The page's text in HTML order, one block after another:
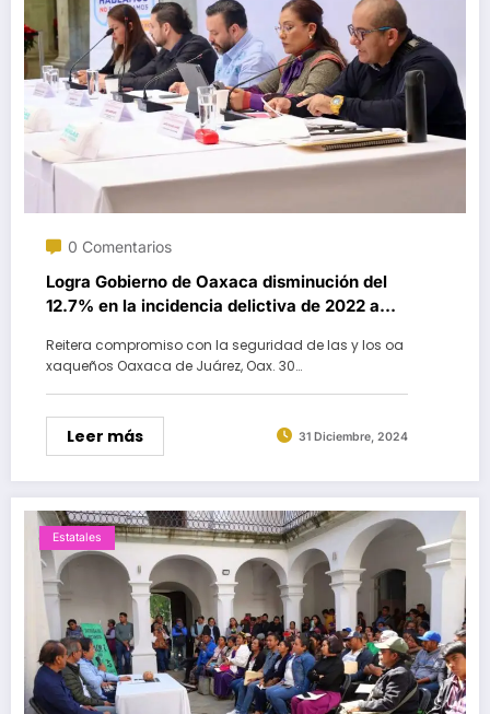
0 Comentarios
Logra Gobierno de Oaxaca disminución del
12.7% en la incidencia delictiva de 2022 a
Reitera compromiso con la seguridad de las y los oa
xaqueños Oaxaca de Juárez, Oax. 30…
Leer más 31 Diciembre, 2024
Estatales